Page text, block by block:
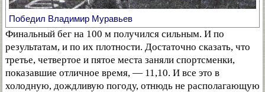
Победил Владимир Муравьев
Финальный бег на 100 м получился сильным. И по
результатам, и по их плотности. Достаточно сказать, что
третье, четвертое и пятое места заняли спортсменки,
показавшие отличное время, — 11,10. И все это в
холодную, дождливую погоду, отнюдь не располагающую